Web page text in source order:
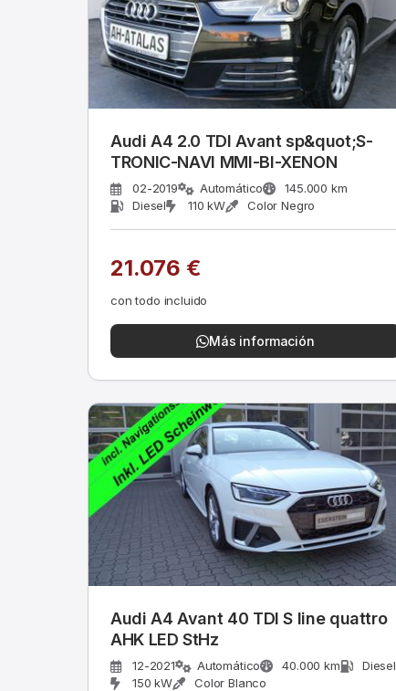
Audi A4 2.0 TDI Avant sp&quot;S-
TRONIC-NAVI MMI-BI-XENON
02-2019 Automático
145.000 km
Diesel
110 kW Color Negro
21.076 €
con todo incluido
Más información
Audi A4 Avant 40 TDI S line quattro
AHK LED StHz
12-2021 Automático 40.000 km
Diesel
150 kW
Color Blanco